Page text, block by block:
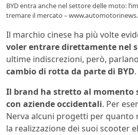
BYD entra anche nel settore delle moto:
tremare il mercato –
Il marchio cinese ha più volte
voler entrare direttamente nel
ultime indiscrezioni, però,
cambio di rotta da parte di BYD.
Il brand ha stretto al momento
con aziende occidentali. Per
Nerva alcuni progetti per quanto
la realizzazione dei suoi scooter